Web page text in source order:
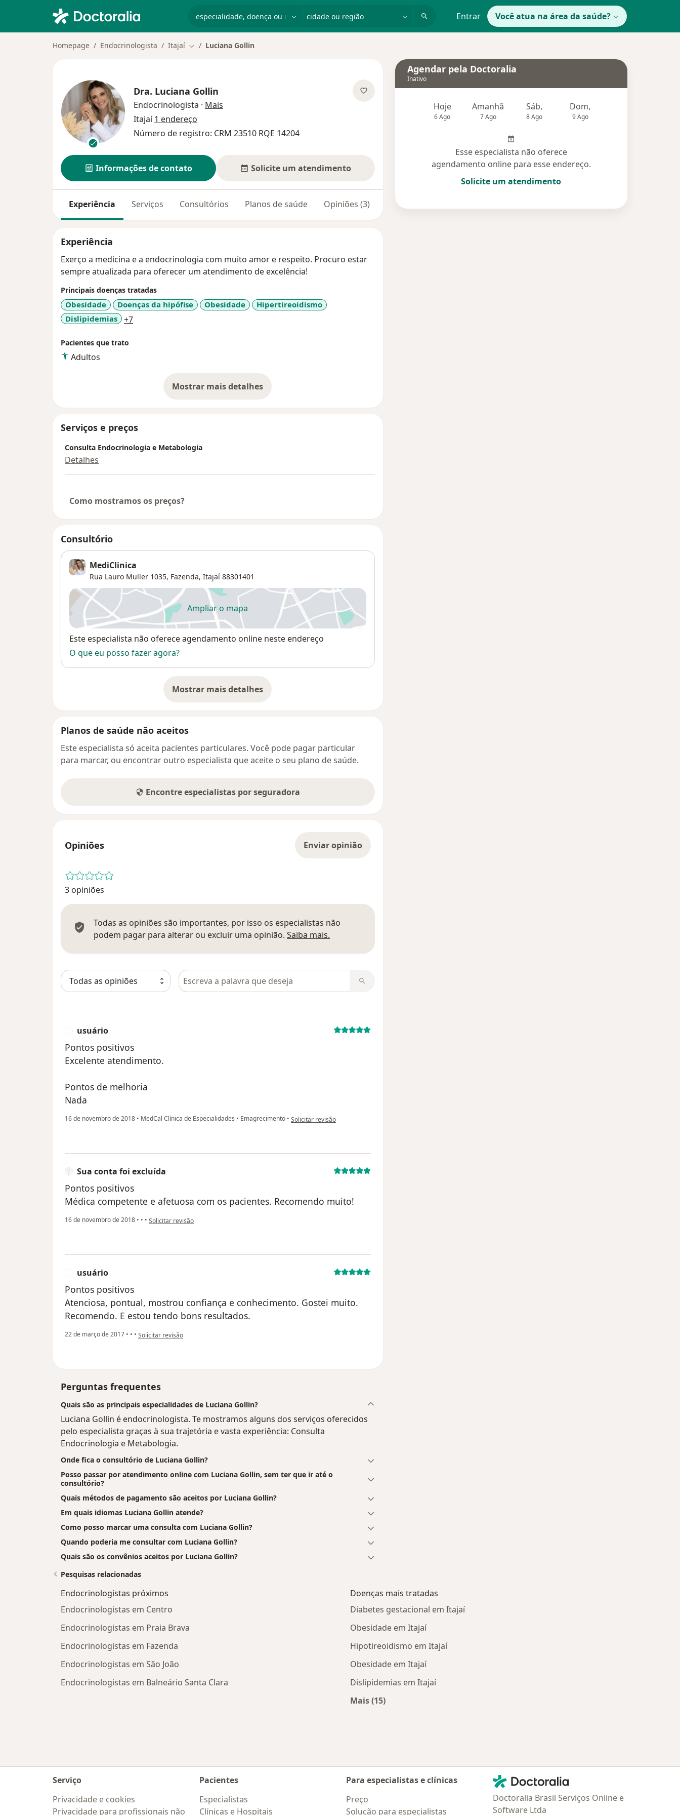
Entrar Você atua na área da saúde?
Homepage Endocrinologista Itajaí Mudar de cidade
Luciana Gollin
Dra. Luciana Gollin
Endocrinologista · Mais
Itajaí1 endereço
Número de registro: CRM 23510 RQE 14204
Informações de contato Solicite um atendimento
Experiência Serviços Consultórios Planos de saúde Opiniões (3)
Experiência
Exerço a medicina e a endocrinologia com muito amor e respeito. Procuro estar
sempre atualizada para oferecer um atendimento de excelência!
Principais doenças tratadas
Obesidade Doenças da hipófise Obesidade
Hipertireoidismo
Dislipidemias
+7a11y_sr_more_diseases
Pacientes que trato
Adultos
Mostrar mais detalhes
sobre a experiência
Serviços e preços
Consulta Endocrinologia e Metabologia
Detalhes
Como mostramos os preços?
Consultório
MediClinica
Rua Lauro Muller 1035, Fazenda, Itajaí 88301401
Ampliar o mapaabre num novo separador
Disponibilidade
Este especialista não oferece agendamento online neste endereço
O que eu posso fazer agora?
Mostrar mais detalhes
sobre o endereço
Planos de saúde não aceitos
Este especialista só aceita pacientes particulares. Você pode pagar particular
para marcar, ou encontrar outro especialista que aceite o seu plano de saúde.
Encontre especialistas por seguradora
Opiniões Enviar opinião
3 opiniões
Todas as opiniões são importantes, por isso os especialistas não
podem pagar para alterar ou excluir uma opinião. Saiba mais.
Pesquisar em opiniões
usuário
Pontos positivos
Excelente atendimento.
Pontos de melhoria
Nada
16 de novembro de 2018 • MedCal Clínica de Especialidades • Emagrecimento • na opinião do utilizador usuário
Solicitar revisão
Sua conta foi excluída
Pontos positivos
Médica competente e afetuosa com os pacientes. Recomendo muito!
16 de novembro de 2018 • • • na opinião do utilizador Sua conta foi excluída
Solicitar revisão
usuário
Pontos positivos
Atenciosa, pontual, mostrou confiança e conhecimento. Gostei muito.
Recomendo. E estou tendo bons resultados.
22 de março de 2017 • • • na opinião do utilizador usuário
Solicitar revisão
Perguntas frequentes
Quais são as principais especialidades de Luciana Gollin?
Luciana Gollin é endocrinologista. Te mostramos alguns dos serviços oferecidos
pelo especialista graças à sua trajetória e vasta experiência: Consulta
Endocrinologia e Metabologia.
Onde fica o consultório de Luciana Gollin?
Posso passar por atendimento online com Luciana Gollin, sem ter que ir até o
consultório?
Quais métodos de pagamento são aceitos por Luciana Gollin?
Em quais idiomas Luciana Gollin atende?
Como posso marcar uma consulta com Luciana Gollin?
Quando poderia me consultar com Luciana Gollin?
Quais são os convênios aceitos por Luciana Gollin?
Agendar pela Doctoralia
Inativo
Hoje
6 Ago
Amanhã
7 Ago
Sáb,
8 Ago
Dom,
9 Ago
Esse especialista não oferece
agendamento online para esse endereço.
Solicite um atendimento
Pesquisas relacionadas
Endocrinologistas próximos
Endocrinologistas em Centro
Endocrinologistas em Praia Brava
Endocrinologistas em Fazenda
Endocrinologistas em São João
Endocrinologistas em Balneário Santa Clara
Doenças mais tratadas
Diabetes gestacional em Itajaí
Obesidade em Itajaí
Hipotireoidismo em Itajaí
Obesidade em Itajaí
Dislipidemias em Itajaí
Mais (15)
Serviço
Privacidade e cookies
Privacidade para profissionais não
Pacientes
Especialistas
Clínicas e Hospitais
Para especialistas e clínicas
Preço
Solução para especialistas
Contato
Doctoralia - Homepage
Doctoralia Brasil Serviços Online e
Software Ltda